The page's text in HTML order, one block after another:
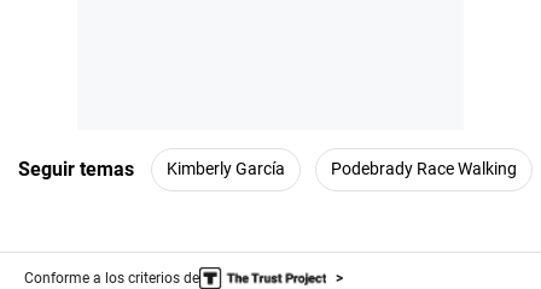
Seguir temas Kimberly García Podebrady Race Walking
Conforme a los criterios de